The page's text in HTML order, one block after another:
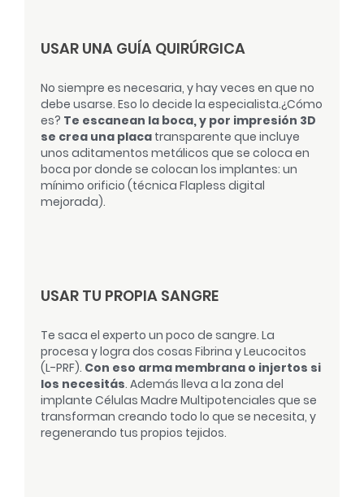
USAR UNA GUÍA QUIRÚRGICA
No siempre es necesaria, y hay veces en que no
debe usarse. Eso lo decide la especialista.¿Cómo
es? Te escanean la boca, y por impresión 3D
se crea una placa transparente que incluye
unos aditamentos metálicos que se coloca en
boca por donde se colocan los implantes: un
mínimo orificio (técnica Flapless digital
mejorada).
USAR TU PROPIA SANGRE
Te saca el experto un poco de sangre. La
procesa y logra dos cosas Fibrina y Leucocitos
(L-PRF). Con eso arma membrana o injertos si
los necesitás. Además lleva a la zona del
implante Células Madre Multipotenciales que se
transforman creando todo lo que se necesita, y
regenerando tus propios tejidos.